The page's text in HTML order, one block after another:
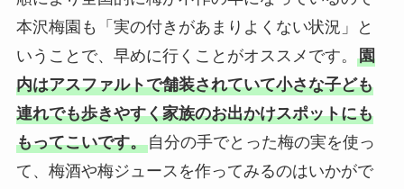
本沢梅園も「実の付きがあまりよくない状況」と
いうことで、早めに行くことがオススメです。 園
内はアスファルトで舗装されていて小さな子ども
連れでも歩きやすく家族のお出かけスポットにも
もってこいです。自分の手でとった梅の実を使っ
て、梅酒や梅ジュースを作ってみるのはいかがで